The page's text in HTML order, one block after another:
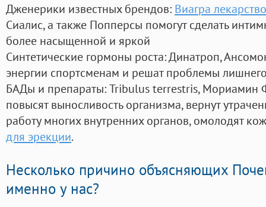
Дженерики известных брендов: Виагра
Сиалис, а также Попперсы помогут сделать
более насыщенной и яркой
Синтетические гормоны роста: Динатроп,
энергии спортсменам и решат проблемы
БАДы и препараты:Tribulus terrestris, Мориамин
повысят выносливость организма, вернут
работу многих внутренних органов, омолодят
для эрекции.
Несколько причино объясняющих
именно у нас?